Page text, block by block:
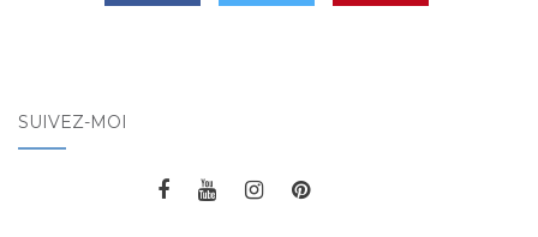
SUIVEZ-MOI